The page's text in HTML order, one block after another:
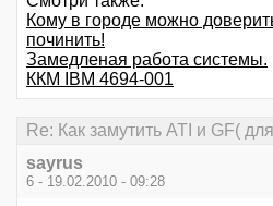
Кому в городе можно
починить!
Замедленая работа системы.
ККМ IBM 4694-001
Re: Как замутить ATI и GF(
sayrus
6 - 19.02.2010 - 09:28